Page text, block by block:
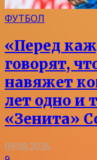
ФУТБОЛ
«Перед
говорят,
навяжет
лет одно и
«Зенита»
09.08.2026